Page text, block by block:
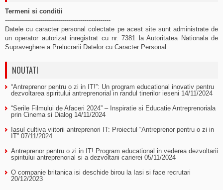
Termeni si conditii
-----------------------------------------------------
Datele cu caracter personal colectate pe acest site sunt administrate de
un operator autorizat inregistrat cu nr. 7381 la Autoritatea Nationala de
Supraveghere a Prelucrarii Datelor cu Caracter Personal.
NOUTATI
“Antreprenor pentru o zi in IT!”: Un program educational inovativ pentru
dezvoltarea spiritului antreprenorial in randul tinerilor ieseni 14/11/2024
“Serile Filmului de Afaceri 2024” – Inspiratie si Educatie Antreprenoriala
prin Cinema si Dialog 14/11/2024
Iasul cultiva viitorii antreprenori IT: Proiectul “Antreprenor pentru o zi in
IT” 07/11/2024
Antreprenor pentru o zi in IT! Program educational in vederea dezvoltarii
spiritului antreprenorial si a dezvoltarii carierei 05/11/2024
O companie britanica isi deschide birou la Iasi si face recrutari
20/12/2023